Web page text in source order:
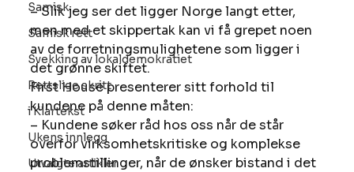
Samisk
Samisk rett
Svekking av lokaldemokratiet
Rettslige skritt
i Klartekst
Ukens innlegg
Utvalgte artikler
– Slik jeg ser det ligger Norge langt etter,
men med et skippertak kan vi få grepet noen
av de forretningsmulighetene som ligger i
det grønne skiftet.
First House presenterer sitt forhold til
kundene på denne måten:
– Kundene søker råd hos oss når de står
overfor virksomhetskritiske og komplekse
problemstillinger, når de ønsker bistand i det